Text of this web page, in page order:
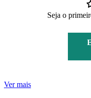
Seja o
Ver mais